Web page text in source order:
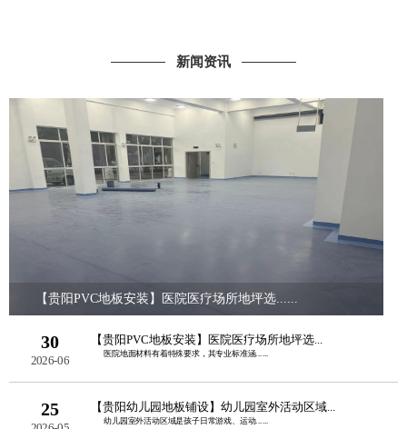
新闻资讯
【贵阳PVC地板安装】医院医疗场所地坪选......
30
2026-06
【贵阳PVC地板安装】医院医疗场所地坪选...
医院地面材料有着特殊要求，其专业标准涵......
25 【贵阳幼儿园地板铺设】幼儿园室外活动区域...
幼儿园室外活动区域是孩子日常游戏、运动......